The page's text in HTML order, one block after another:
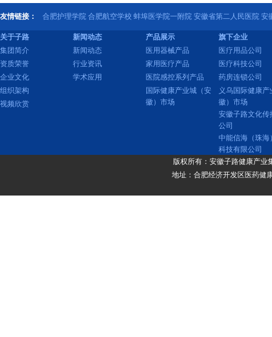
友情链接： 合肥护理学院 合肥航空学校 蚌埠医学院一附院 安徽省第二人民医院 安
关于子路
集团简介
资质荣誉
企业文化
组织架构
视频欣赏
新闻动态
新闻动态
行业资讯
学术应用
产品展示
医用器械产品
家用医疗产品
医院感控系列产品
国际健康产业城（安
徽）市场
旗下企业
医疗用品公司
医疗科技公司
药房连锁公司
义乌国际健康产
徽）市场
安徽子路文化传
公司
中能信海（珠海
科技有限公司
版权所有：安徽子路健康产业
地址：合肥经济开发区医药健